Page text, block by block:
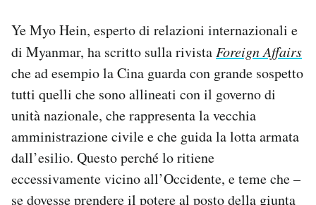
Ye Myo Hein, esperto di relazioni internazionali e
di Myanmar, ha scritto sulla rivista Foreign Affairs
che ad esempio la Cina guarda con grande sospetto
tutti quelli che sono allineati con il governo di
unità nazionale, che rappresenta la vecchia
amministrazione civile e che guida la lotta armata
dall’esilio. Questo perché lo ritiene
eccessivamente vicino all’Occidente, e teme che –
se dovesse prendere il potere al posto della giunta